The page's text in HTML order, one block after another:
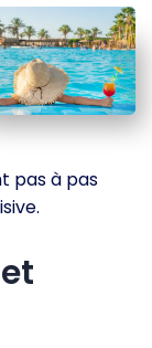
pas à pas